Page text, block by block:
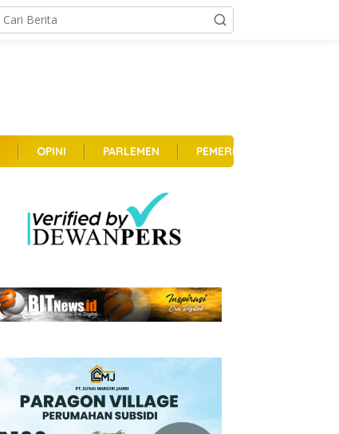
OPINI PARLEMEN PEMERINTAHAN